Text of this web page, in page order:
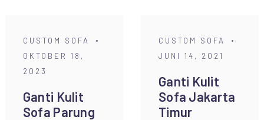
CUSTOM SOFA
OKTOBER 18,
2023
Ganti Kulit
Sofa Parung
CUSTOM SOFA
JUNI 14, 2021
Ganti Kulit
Sofa Jakarta
Timur